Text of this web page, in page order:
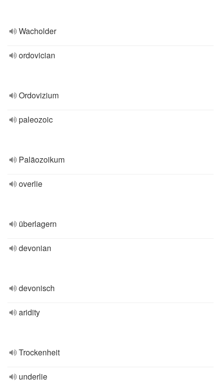
Wacholder
ordovician
Ordovizium
paleozoic
Paläozoikum
overlie
überlagern
devonian
devonisch
aridity
Trockenheit
underlie